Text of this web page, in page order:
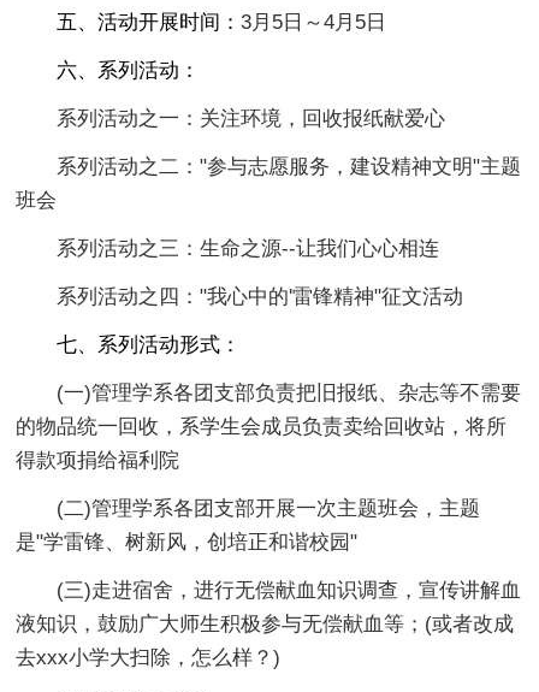
五、活动开展时间：3月5日～4月5日
六、系列活动：
系列活动之一：关注环境，回收报纸献爱心
系列活动之二："参与志愿服务，建设精神文明"主题
班会
系列活动之三：生命之源--让我们心心相连
系列活动之四："我心中的'雷锋精神"征文活动
七、系列活动形式：
(一)管理学系各团支部负责把旧报纸、杂志等不需要
的物品统一回收，系学生会成员负责卖给回收站，将所
得款项捐给福利院
(二)管理学系各团支部开展一次主题班会，主题
是"学雷锋、树新风，创培正和谐校园"
(三)走进宿舍，进行无偿献血知识调查，宣传讲解血
液知识，鼓励广大师生积极参与无偿献血等；(或者改成
去xxx小学大扫除，怎么样？)